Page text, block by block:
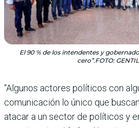
El 90 % de los intendentes y
cero”.FOTO:
“Algunos actores políticos con
comu­nicación lo único que
atacar a un sector de políticos y